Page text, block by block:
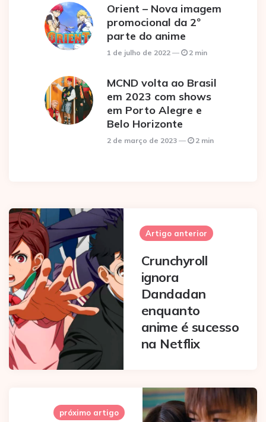
Orient – Nova imagem
promocional da 2º
parte do anime
1 de julho de 2022 2 min
MCND volta ao Brasil
em 2023 com shows
em Porto Alegre e
Belo Horizonte
2 de março de 2023 2 min
Post
navigation
Artigo anterior
Crunchyroll
ignora
Dandadan
enquanto
anime é sucesso
na Netflix
próximo artigo